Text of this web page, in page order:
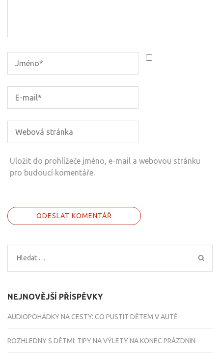
Uložit do prohlížeče jméno, e-mail a webovou stránku
pro budoucí komentáře.
Vyhledávání
NEJNOVĚJŠÍ PŘÍSPĚVKY
AUDIOPOHÁDKY NA CESTY: CO PUSTIT DĚTEM V AUTĚ
ROZHLEDNY S DĚTMI: TIPY NA VÝLETY NA KONEC PRÁZDNIN